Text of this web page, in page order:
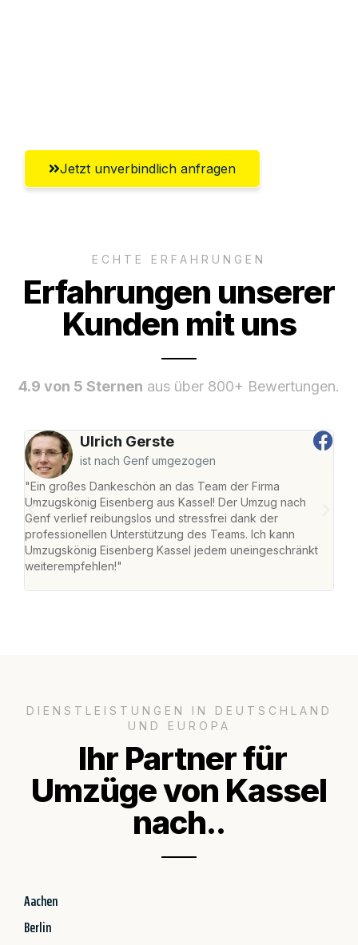
Jetzt unverbindlich anfragen
ECHTE ERFAHRUNGEN
Erfahrungen unserer
Kunden mit uns
4.9 von 5 Sternen aus über 800+ Bewertungen.
Ulrich Gerste
ist nach Genf umgezogen
"Ein großes Dankeschön an das Team der Firma
Umzugskönig Eisenberg aus Kassel! Der Umzug nach
Genf verlief reibungslos und stressfrei dank der
professionellen Unterstützung des Teams. Ich kann
Umzugskönig Eisenberg Kassel jedem uneingeschränkt
weiterempfehlen!"
DIENSTLEISTUNGEN IN DEUTSCHLAND
UND EUROPA
Ihr Partner für
Umzüge von Kassel
nach..
Aachen
Berlin